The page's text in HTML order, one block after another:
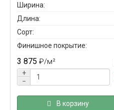
Ширина:
Длина:
Сорт:
Финишное покрытие:
3 875 ₽/м²
+
−
В корзину